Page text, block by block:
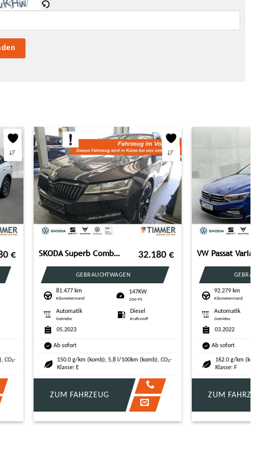
leer.
28.280€
147KW
200 PS
Diesel
Kraftstoff
6,2 l/100km (komb), CO₂-
49.800€
NEUWAGEN
1984 cm³
Hubraum
195KW
265 PS
Automatik
Getriebe
Benzin
Kraftstoff
194.0 g/km (komb), 8,6 l/100km (komb), CO₂-
ZUM FAHRZEUG